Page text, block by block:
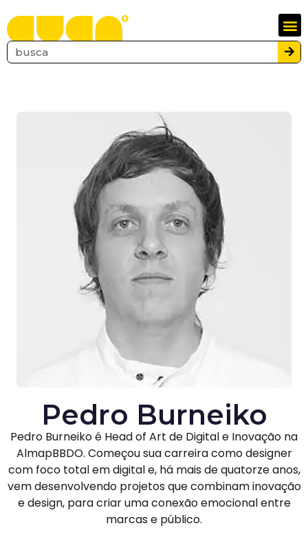
Pedro Burneiko
Pedro Burneiko é Head of Art de Digital e Inovação na
AlmapBBDO. Começou sua carreira como designer
com foco total em digital e, há mais de quatorze anos,
vem desenvolvendo projetos que combinam inovação
e design, para criar uma conexão emocional entre
marcas e público.